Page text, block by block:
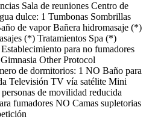
Sala de reuniones Centro de
dulce: 1 Tumbonas Sombrillas
de vapor Bañera hidromasaje (*)
(*) Tratamientos Spa (*)
Establecimiento para no fumadores
Gimnasia Other Protocol
de dormitorios: 1 NO Baño para
Televisión TV vía satélite Mini
de movilidad reducida
fumadores NO Camas supletorias